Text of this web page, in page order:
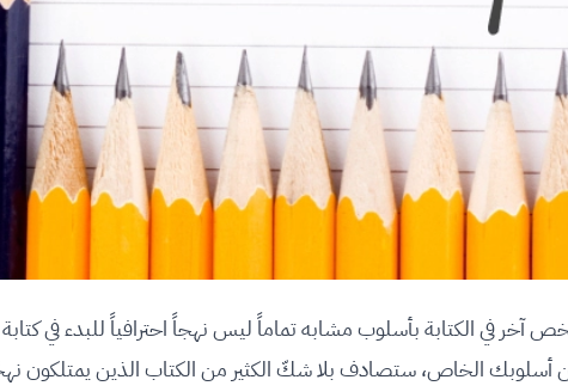
آخر في الكتابة بأسلوب مشابه تماماً ليس نهجاً احترافياً للبدء في كتابة
الخاص، ستصادف بلا شكّ الكثير من الكتاب الذين يمتلكون نهجًا